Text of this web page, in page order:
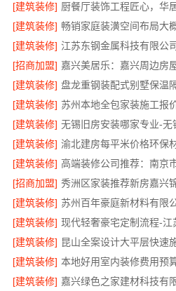
[建筑装修] 厨餐厅装饰工程匠心，华
[建筑装修]
[建筑装修]
[招商加盟] 嘉兴美居乐：嘉兴周边房
[建筑装修]
[建筑装修]
[建筑装修]
[建筑装修]
[建筑装修] 高端装修公司推荐：南京
[招商加盟] 秀洲区家装推荐新房嘉兴
[建筑装修]
[建筑装修] 现代轻奢豪宅定制流程-江
[建筑装修]
[建筑装修]
[建筑装修]